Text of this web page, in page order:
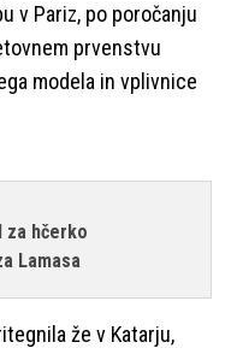
v Pariz, po poročanju
prvenstvu
modela in vplivnice
za hčerko
Lamasa
že v Katarju,